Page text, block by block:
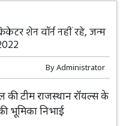
शेन वॉर्न नहीं रहे, जन्म
ByAdministrator
टीम राजस्थान रॉयल्स के
भूमिका निभाई